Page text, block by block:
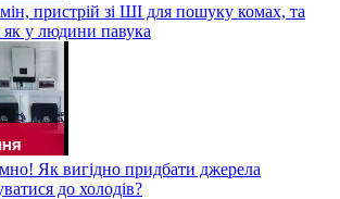
пристрій зі ШІ для пошуку комах, та
у людини павука
Як вигідно придбати джерела
до холодів?